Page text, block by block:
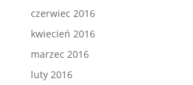
czerwiec 2016
kwiecień 2016
marzec 2016
luty 2016